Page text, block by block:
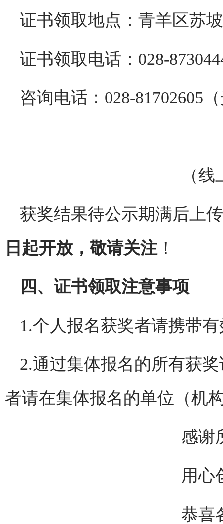
证书领取地点：青羊区苏
证书领取电话：028-
咨询电话：028-81702605
（
获奖结果待公示期满后上
日起开放，敬请关注 ！
四、证书领取注意事项
1.个人报名获奖者请携带
2.通过集体报名的所有获
者请在集体报名的单位（机
感谢
用心
恭喜